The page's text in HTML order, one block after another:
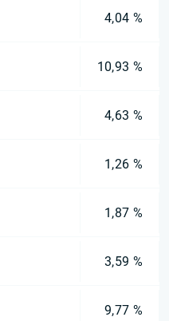
4,04 %
10,93 %
4,63 %
1,26 %
1,87 %
3,59 %
9,77 %